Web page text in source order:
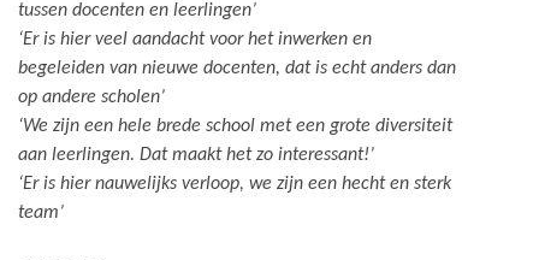
tussen docenten en leerlingen’
‘Er is hier veel aandacht voor het inwerken en
begeleiden van nieuwe docenten, dat is echt anders dan
op andere scholen’
‘We zijn een hele brede school met een grote diversiteit
aan leerlingen. Dat maakt het zo interessant!’
‘Er is hier nauwelijks verloop, we zijn een hecht en sterk
team’